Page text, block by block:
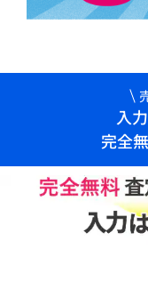
入
完全